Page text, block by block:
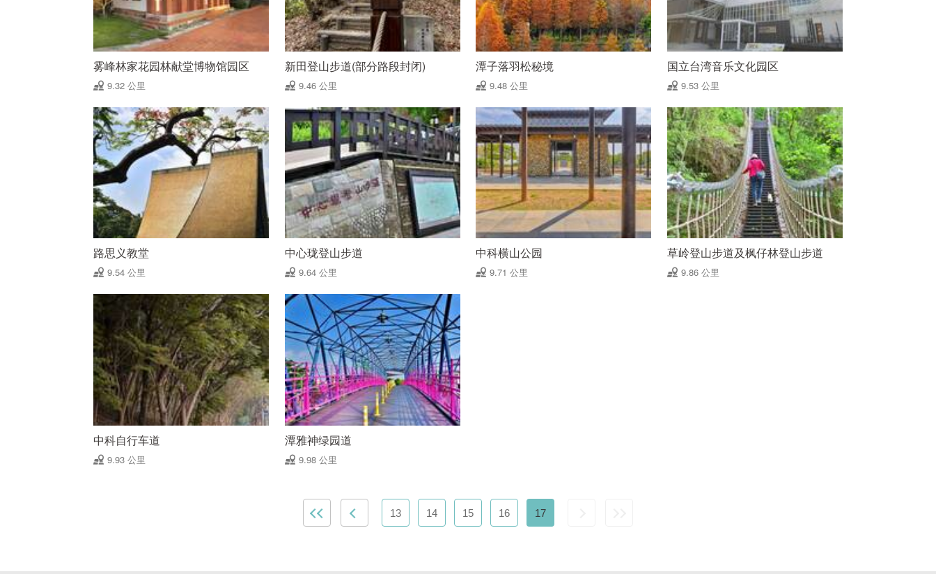
雾峰林家花园林献堂博物馆园区
9.32 公里
新田登山步道(部分路段封闭)
9.46 公里
潭子落羽松秘境
9.48 公里
国立台湾音乐文化园区
9.53 公里
路思义教堂
9.54 公里
中心珑登山步道
9.64 公里
中科横山公园
9.71 公里
草岭登山步道及枫仔林登山步道
9.86 公里
中科自行车道
9.93 公里
潭雅神绿园道
9.98 公里
13 14 15 16 17